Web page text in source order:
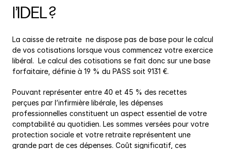
l’IDEL ?
La caisse de retraite  ne dispose pas de base pour le calcul
de vos cotisations lorsque vous commencez votre exercice
libéral.  Le calcul des cotisations se fait donc sur une base
forfaitaire, définie à 19 % du PASS soit 9131 €.
Pouvant représenter entre 40 et 45 % des recettes
perçues par l’infirmière libérale, les dépenses
professionnelles constituent un aspect essentiel de votre
comptabilité au quotidien. Les sommes versées pour votre
protection sociale et votre retraite représentent une
grande part de ces dépenses. Coût significatif, ces